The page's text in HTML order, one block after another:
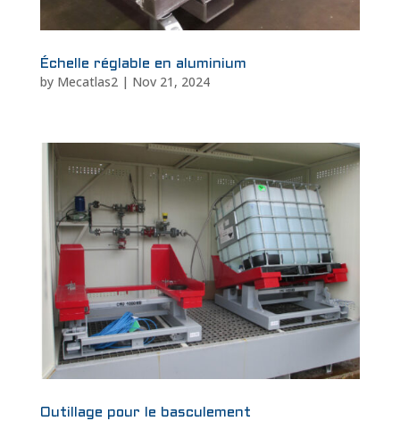
Échelle réglable en aluminium
by Mecatlas2| Nov 21, 2024
Outillage pour le basculement